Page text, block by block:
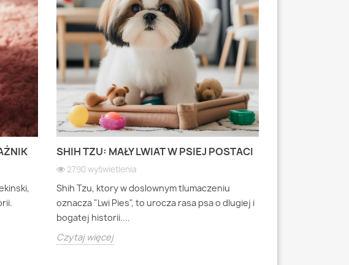
SHIH TZU: MAŁY LWIAT W PSIEJ POSTACI
2790 wyświetlenia
Shih Tzu, ktory w doslownym tlumaczeniu
oznacza "Lwi Pies", to urocza rasa psa o dlugiej i
bogatej historii....
Czytaj więcej